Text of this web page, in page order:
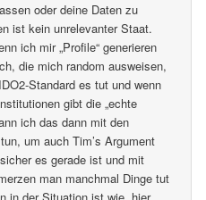
oder deine Daten zu
ist kein unrelevanter Staat.
ich mir „Profile“ generieren
die mich random ausweisen,
Standard es tut und wenn
gibt die „echte
ich das dann mit den
um auch Tim’s Argument
es gerade ist und mit
man manchmal Dinge tut